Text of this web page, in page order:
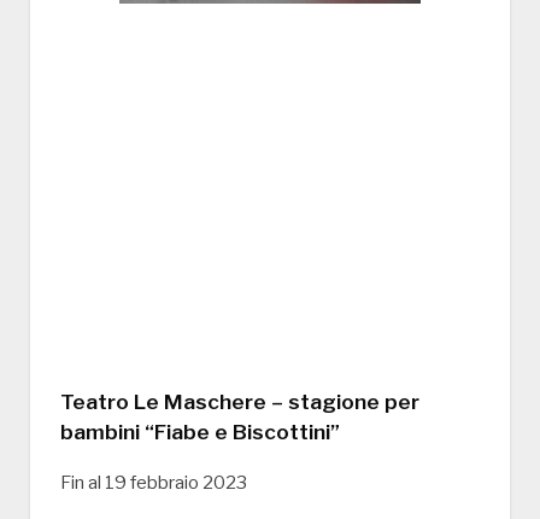
Teatro Le Maschere – stagione per
bambini “Fiabe e Biscottini”
Fin al 19 febbraio 2023